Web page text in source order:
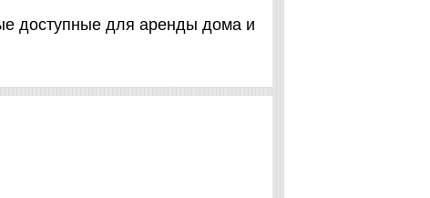
доступные для аренды дома и